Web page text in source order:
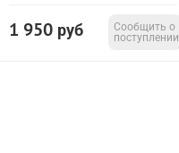
1 950 руб
Сообщить о
поступлении